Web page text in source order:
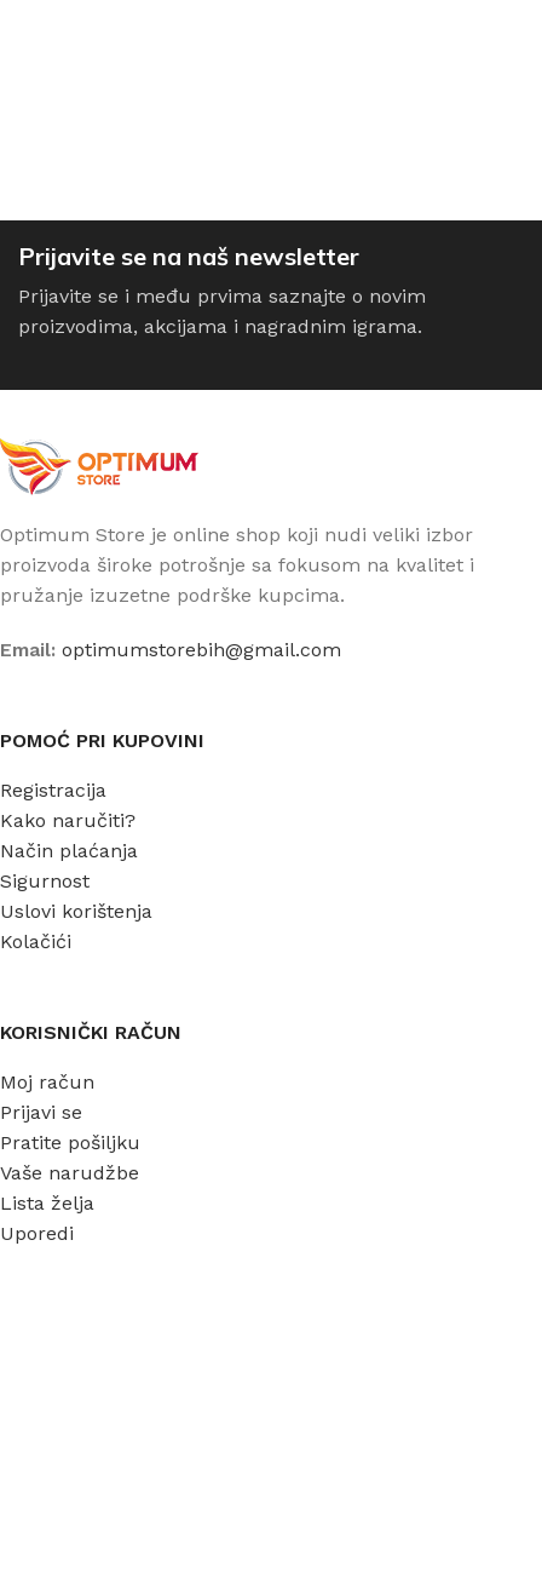
Prijavite se na naš newsletter
Prijavite se i među prvima saznajte o novim
proizvodima, akcijama i nagradnim igrama.
Optimum Store je online shop koji nudi veliki izbor
proizvoda široke potrošnje sa fokusom na kvalitet i
pružanje izuzetne podrške kupcima.
Email: optimumstorebih@gmail.com
POMOĆ PRI KUPOVINI
Registracija
Kako naručiti?
Način plaćanja
Sigurnost
Uslovi korištenja
Kolačići
KORISNIČKI RAČUN
Moj račun
Prijavi se
Pratite pošiljku
Vaše narudžbe
Lista želja
Uporedi